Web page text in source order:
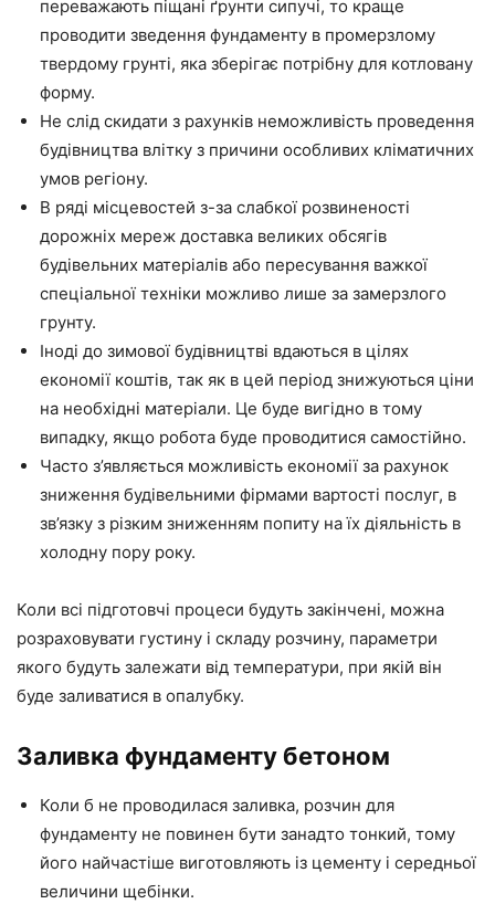
переважають піщані ґрунти сипучі, то краще
проводити зведення фундаменту в промерзлому
твердому грунті, яка зберігає потрібну для котловану
форму.
Не слід скидати з рахунків неможливість проведення
будівництва влітку з причини особливих кліматичних
умов регіону.
В ряді місцевостей з-за слабкої розвиненості
дорожніх мереж доставка великих обсягів
будівельних матеріалів або пересування важкої
спеціальної техніки можливо лише за замерзлого
грунту.
Іноді до зимової будівництві вдаються в цілях
економії коштів, так як в цей період знижуються ціни
на необхідні матеріали. Це буде вигідно в тому
випадку, якщо робота буде проводитися самостійно.
Часто з’являється можливість економії за рахунок
зниження будівельними фірмами вартості послуг, в
зв’язку з різким зниженням попиту на їх діяльність в
холодну пору року.
Коли всі підготовчі процеси будуть закінчені, можна
розраховувати густину і складу розчину, параметри
якого будуть залежати від температури, при якій він
буде заливатися в опалубку.
Заливка фундаменту бетоном
Коли б не проводилася заливка, розчин для
фундаменту не повинен бути занадто тонкий, тому
його найчастіше виготовляють із цементу і середньої
величини щебінки.